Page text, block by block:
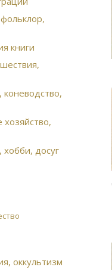
книги
досуг
оккультизм